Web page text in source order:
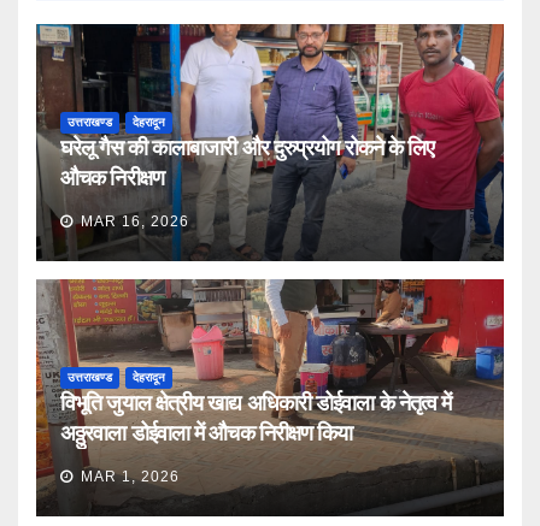
उत्तराखण्ड देहरादून
घरेलू गैस की कालाबाजारी और दुरुप्रयोग रोकने के लिए
औचक निरीक्षण
MAR 16, 2026
उत्तराखण्ड देहरादून
विभूति जुयाल क्षेत्रीय खाद्य अधिकारी डोईवाला के नेतृत्व में
अठ्ठुरवाला डोईवाला में औचक निरीक्षण किया
MAR 1, 2026